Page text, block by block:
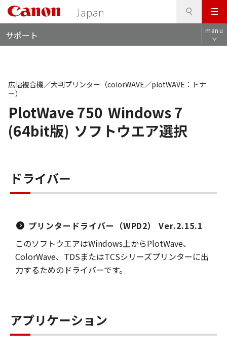
メ
ニ
ュ
サポート menu
PlotWave 750 Windows 7
(64bit版) ソフトウエア選択
広幅複合機／大判プリンター（colorWAVE／plotWAVE：トナ
ー）
ドライバー
プリンタードライバー（WPD2） Ver.2.15.1
このソフトウエアはWindows上からPlotWave、
ColorWave、TDSまたはTCSシリーズプリンターに出
力するためのドライバーです。
アプリケーション